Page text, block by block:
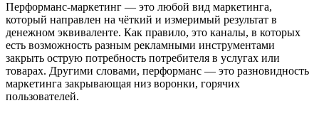
Перформанс-маркетинг — это любой вид маркетинга,
который направлен на чёткий и измеримый результат в
денежном эквиваленте. Как правило, это каналы, в которых
есть возможность разным рекламными инструментами
закрыть острую потребность потребителя в услугах или
товарах. Другими словами, перформанс — это разновидность
маркетинга закрывающая низ воронки, горячих
пользователей.